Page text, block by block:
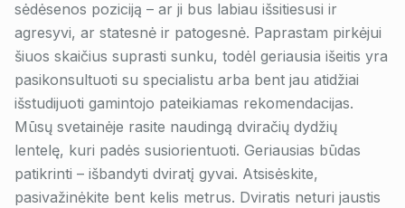
sėdėsenos poziciją – ar ji bus labiau išsitiesusi ir
agresyvi, ar statesnė ir patogesnė. Paprastam pirkėjui
šiuos skaičius suprasti sunku, todėl geriausia išeitis yra
pasikonsultuoti su specialistu arba bent jau atidžiai
išstudijuoti gamintojo pateikiamas rekomendacijas.
Mūsų svetainėje rasite naudingą dviračių dydžių
lentelę, kuri padės susiorientuoti. Geriausias būdas
patikrinti – išbandyti dviratį gyvai. Atsisėskite,
pasivažinėkite bent kelis metrus. Dviratis neturi jaustis